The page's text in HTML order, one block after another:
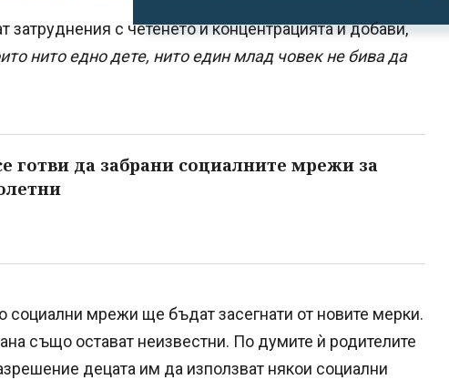
затруднения с четенето и концентрацията и добави,
нито едно дете, нито един млад човек не бива да
готви да забрани социалните мрежи за
социални мрежи ще бъдат засегнати от новите мерки.
също остават неизвестни. По думите ѝ родителите
децата им да използват някои социални